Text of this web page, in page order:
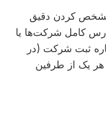
مشخص کردن دقیق
کامل شرکت‌ها یا
ثبت شرکت (در
یک از طرفین